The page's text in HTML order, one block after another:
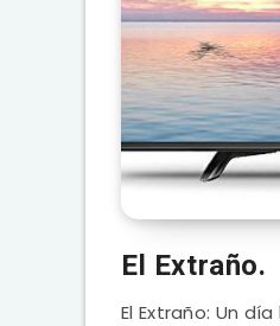
El Extraño.
El Extraño: Un